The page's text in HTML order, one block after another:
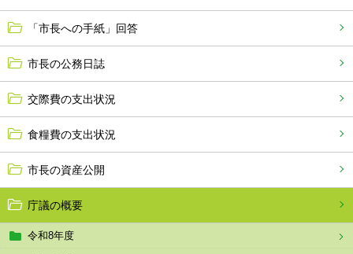
「市長への手紙」回答
市長の公務日誌
交際費の支出状況
食糧費の支出状況
市長の資産公開
庁議の概要
令和8年度